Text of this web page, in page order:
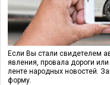
Если Вы стали свидетелем
явления, провала дороги
ленте народных новостей.
форму.